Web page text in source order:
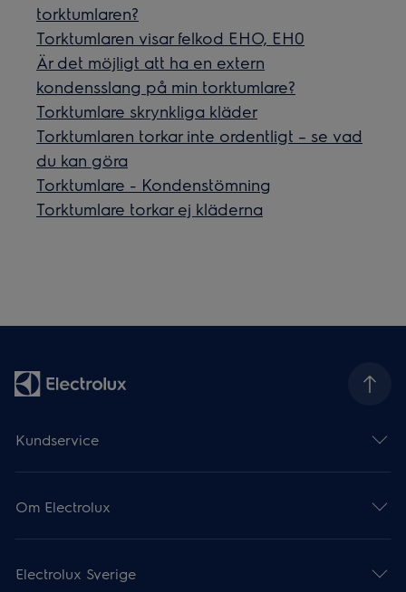
torktumlaren?
Torktumlaren visar felkod EHO, EH0
Är det möjligt att ha en extern
kondensslang på min torktumlare?
Torktumlare skrynkliga kläder
Torktumlaren torkar inte ordentligt – se vad
du kan göra
Torktumlare - Kondenstömning
Torktumlare torkar ej kläderna
Kundservice
Om Electrolux
Electrolux Sverige